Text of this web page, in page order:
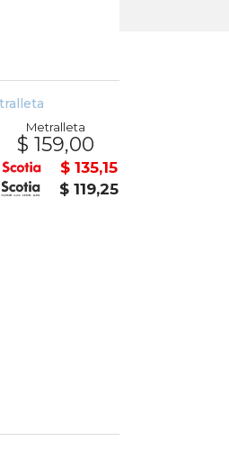
Metralleta
$ 159,00
$ 135,15
$ 119,25